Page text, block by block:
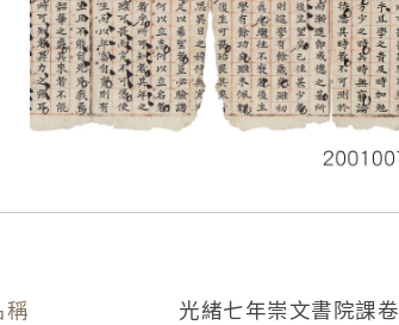
稱 光緒七年崇文書院課卷